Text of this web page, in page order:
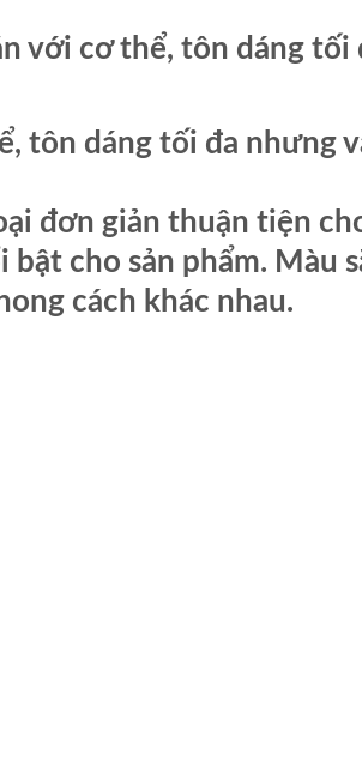
với cơ thể, tôn dáng tối
tôn dáng tối đa nhưng
đơn giản thuận tiện
bật cho sản phẩm. Màu
cách khác nhau.